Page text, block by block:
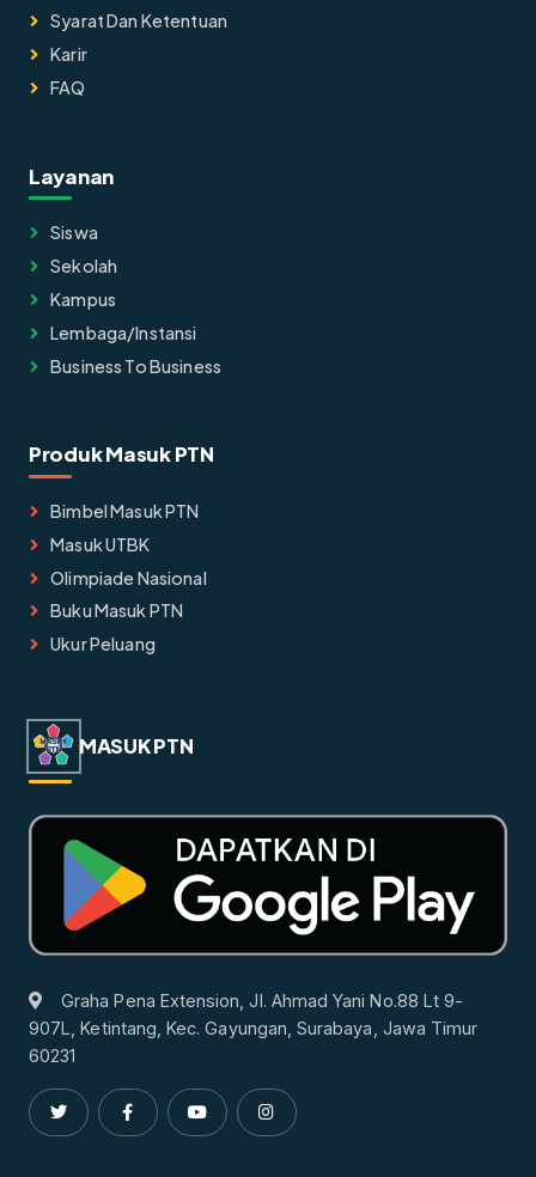
Syarat Dan Ketentuan
Karir
FAQ
Layanan
Siswa
Sekolah
Kampus
Lembaga/instansi
Business To Business
Produk Masuk PTN
Bimbel Masuk PTN
Masuk UTBK
Olimpiade Nasional
Buku Masuk PTN
Ukur Peluang
MASUK PTN
Graha Pena Extension, Jl. Ahmad Yani No.88 Lt 9-
907L, Ketintang, Kec. Gayungan, Surabaya, Jawa Timur
60231